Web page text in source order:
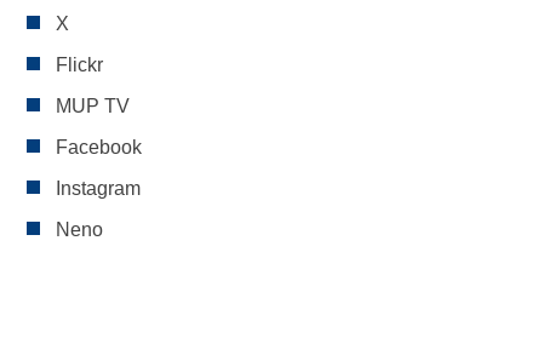
X
Flickr
MUP TV
Facebook
Instagram
Neno